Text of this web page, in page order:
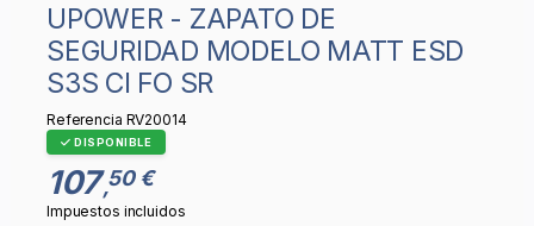
UPOWER - ZAPATO DE
SEGURIDAD MODELO MATT ESD
S3S CI FO SR
Referencia RV20014
DISPONIBLE
107 ,50 €
Impuestos incluidos